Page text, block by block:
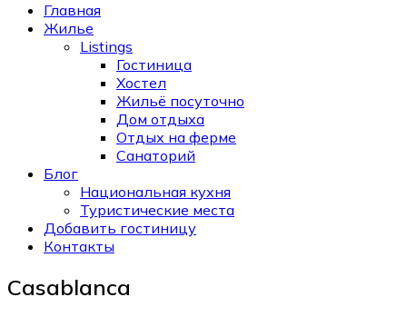
Главная
Жилье
Listings
Гостиница
Хостел
Жильё посуточно
Дом отдыха
Отдых на ферме
Санаторий
Блог
Национальная кухня
Туристические места
Добавить гостиницу
Контакты
Casablanca